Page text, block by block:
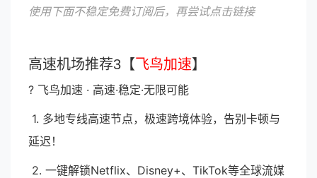
使用下面不稳定免费订阅后，再尝试点击链接
高速机场推荐3【 飞鸟加速】
? 飞鸟加速 · 高速·稳定·无限可能
1. 多地专线高速节点，极速跨境体验，告别卡顿与
延迟！
2. 一键解锁Netflix、Disney+、TikTok等全球流媒